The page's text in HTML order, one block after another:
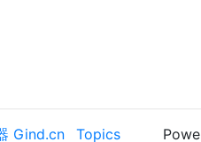
Gind.cn Topics